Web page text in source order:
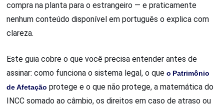
compra na planta para o estrangeiro — e praticamente
nenhum conteúdo disponível em português o explica com
clareza.
Este guia cobre o que você precisa entender antes de
assinar: como funciona o sistema legal, o queo Patrimônio
de Afetação protege e o que não protege, a matemática do
INCC somado ao câmbio, os direitos em caso de atraso ou